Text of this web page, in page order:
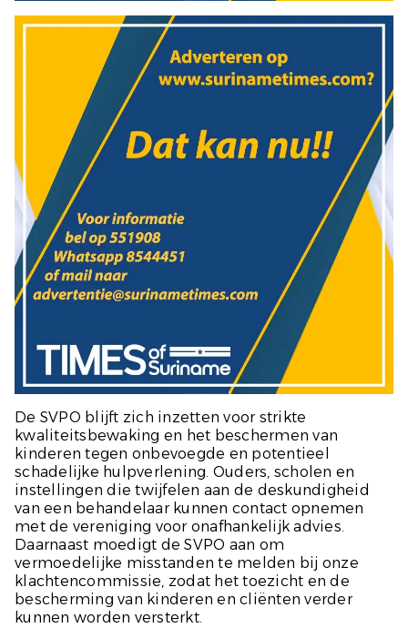
De SVPO blijft zich inzetten voor strikte
kwaliteitsbewaking en het beschermen van
kinderen tegen onbevoegde en potentieel
schadelijke hulpverlening. Ouders, scholen en
instellingen die twijfelen aan de deskundigheid
van een behandelaar kunnen contact opnemen
met de vereniging voor onafhankelijk advies.
Daarnaast moedigt de SVPO aan om
vermoedelijke misstanden te melden bij onze
klachtencommissie, zodat het toezicht en de
bescherming van kinderen en cliënten verder
kunnen worden versterkt.